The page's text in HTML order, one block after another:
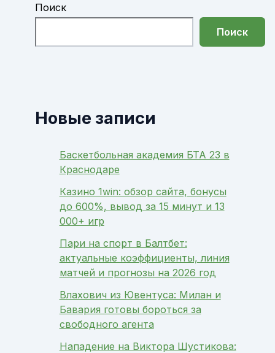
Поиск
Поиск
Новые записи
Баскетбольная академия БТА 23 в
Краснодаре
Казино 1win: обзор сайта, бонусы
до 600%, вывод за 15 минут и 13
000+ игр
Пари на спорт в Балтбет:
актуальные коэффициенты, линия
матчей и прогнозы на 2026 год
Влахович из Ювентуса: Милан и
Бавария готовы бороться за
свободного агента
Нападение на Виктора Шустикова: